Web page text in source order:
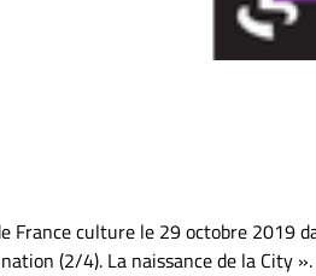
France culture le 29 octobre 2019
(2/4). La naissance de la City ».